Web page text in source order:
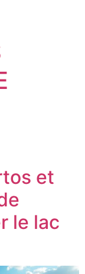
et
le lac